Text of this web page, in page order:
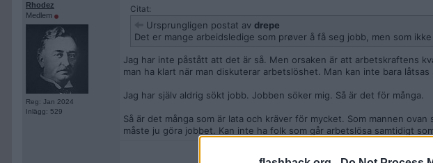
Rhodez
Medlem
Reg: Jan 2024
Inlägg: 529
Citat:
Ursprungligen postat av drepe
Det er mange arbeidsledige som prøver å få seg jobb, men som
Jag har inte påstått att det är så. Men orsaken är att arbetskraftens
man ha klart när man diskuterar arbetslöshet. Man kan inte bara
Jag har själv aldrig sökt jobb. Jobben söker mig. Så är det för många.
Så är det många som är lata och kräver för mycket. Som mannen
måste ju göra jobbet. Kan inte ha folk som går arbetslösa samtidigt